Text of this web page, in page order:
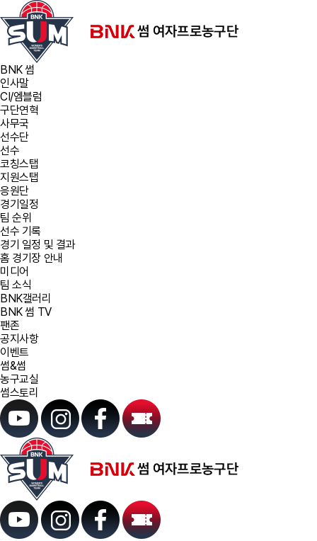
BNK 썸
인사말
CI/엠블럼
구단연혁
사무국
선수단
선수
코칭스탭
지원스탭
응원단
경기일정
팀 순위
선수 기록
경기 일정 및 결과
홈 경기장 안내
미디어
팀 소식
BNK갤러리
BNK 썸 TV
팬존
공지사항
이벤트
썸&썸
농구교실
썸스토리